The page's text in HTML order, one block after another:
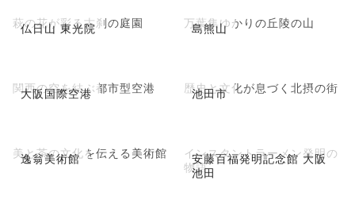
仏日山 東光院
萩の花が彩る古刹の庭園 島熊山
万葉集ゆかりの丘陵の山
大阪国際空港
関西の空を結ぶ都市型空港 池田市
歴史と文化が息づく北摂の街
逸翁美術館
美と茶の文化を伝える美術館
安藤百福発明記念館 大阪
池田
インスタントラーメン発明の
物語